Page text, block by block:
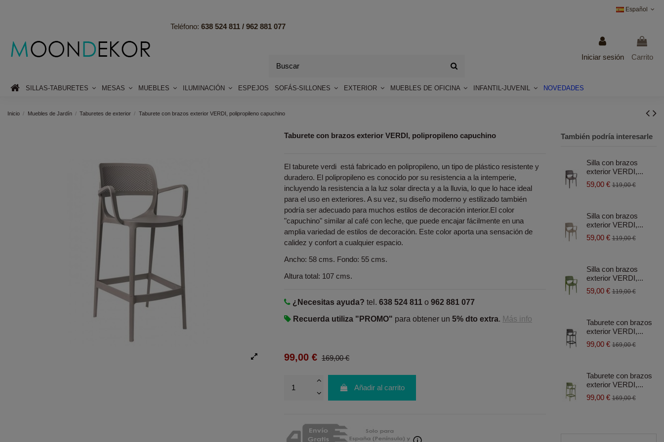
Español
Teléfono: 638 524 811 / 962 881 077
Iniciar sesión Carrito
SILLAS-TABURETES MESAS MUEBLES ILUMINACIÓN ESPEJOS SOFÁS-SILLONES EXTERIOR MUEBLES DE OFICINA INFANTIL-JUVENIL NOVEDADES
Inicio Muebles de Jardín Taburetes de exterior Taburete con brazos exterior VERDI, polipropileno capuchino
Taburete con brazos exterior VERDI, polipropileno capuchino
El taburete verdi está fabricado en polipropileno, un tipo de plástico resistente y
duradero. El polipropileno es conocido por su resistencia a la intemperie,
incluyendo la resistencia a la luz solar directa y a la lluvia, lo que lo hace ideal
para el uso en exteriores. A su vez, su diseño moderno y estilizado también
podría ser adecuado para muchos estilos de decoración interior.El color
"capuchino" similar al café con leche, que puede encajar fácilmente en una
amplia variedad de estilos de decoración. Este color aporta una sensación de
calidez y confort a cualquier espacio.
Ancho: 58 cms. Fondo: 55 cms.
Altura total: 107 cms.
¿Necesitas ayuda? tel. 638 524 811 o 962 881 077
Recuerda utiliza "PROMO" para obtener un 5% dto extra. Más info
99,00 € 169,00 €
Añadir al carrito
También podría interesarle
Silla con brazos
exterior VERDI,...
59,00 € 119,00 €
Silla con brazos
exterior VERDI,...
59,00 € 119,00 €
Silla con brazos
exterior VERDI,...
59,00 € 119,00 €
Taburete con brazos
exterior VERDI,...
99,00 € 169,00 €
Taburete con brazos
exterior VERDI,...
99,00 € 169,00 €